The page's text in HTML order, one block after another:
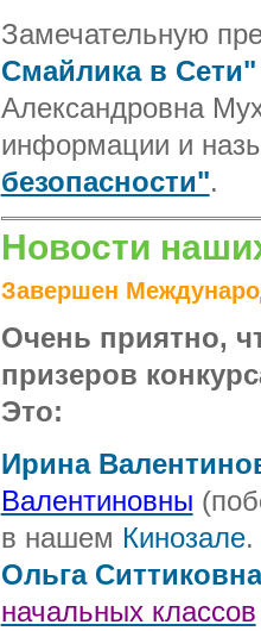
Замечательную
Смайлика в Сети"
Александровна
информации и
безопасности".
Новости
Завершен
Очень приятно,
призеров
Это:
Ирина
Валентиновны
в нашем Кинозале.
Ольга
начальных классов